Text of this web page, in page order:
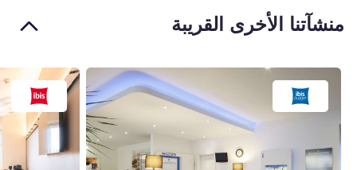
منشآتنا الأخرى القريبة